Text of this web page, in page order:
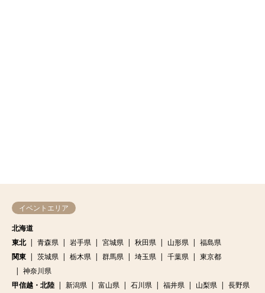
イベントエリア
北海道
東北
青森県 岩手県 宮城県 秋田県 山形県
福島県
関東
茨城県 栃木県 群馬県 埼玉県 千葉県
東京都
神奈川県
甲信越・北陸
新潟県 富山県 石川県 福井県 山梨県
長野県